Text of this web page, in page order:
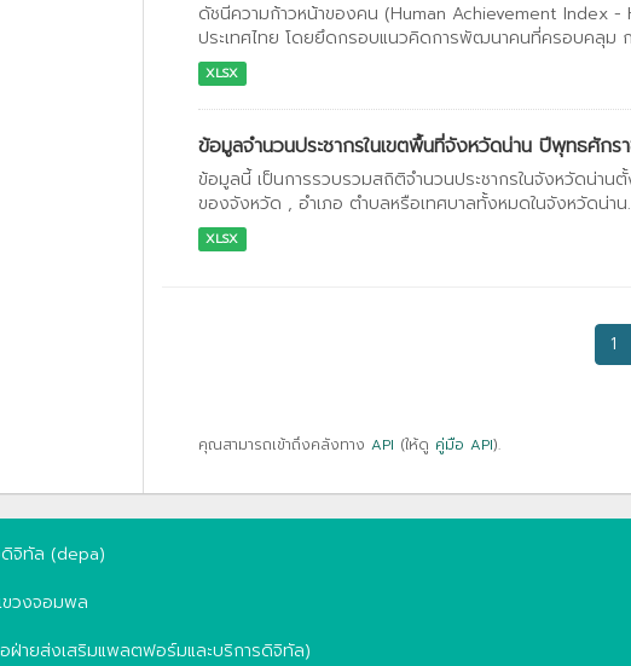
ดัชนีความก้าวหน้าของคน (Human Achievement Index
ประเทศไทย โดยยึดกรอบแนวคิดการพัฒนาคนที่ครอบคลุม
XLSX
ข้อมูลจำนวนประชากรในเขตพื้นที่จังหวัดน่าน ปีพุทธศัก
ข้อมูลนี้ เป็นการรวบรวมสถิติจำนวนประชากรในจังหวัดน่า
ของจังหวัด , อำเภอ ตำบลหรือเทศบาลทั้งหมดในจังหวัดน่าน
XLSX
1
คุณสามารถเข้าถึงคลังทาง API (ให้ดู คู่มือ API).
ดิจิทัล (depa)
วงจอมพล
ายส่งเสริมแพลตฟอร์มและบริการดิจิทัล)